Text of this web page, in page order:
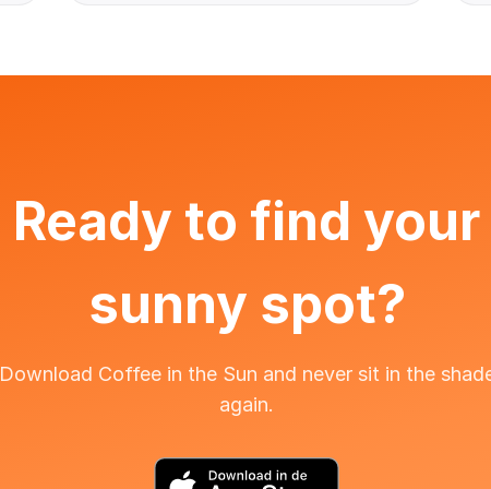
Ready to find your
sunny spot?
Download Coffee in the Sun and never sit in the
again.